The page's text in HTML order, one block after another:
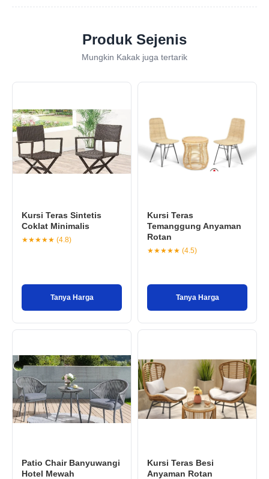
Produk Sejenis
Mungkin Kakak juga tertarik
Kursi Teras Sintetis
Coklat Minimalis
★★★★★ (4.8)
Tanya Harga
Kursi Teras
Temanggung Anyaman
Rotan
★★★★★ (4.5)
Tanya Harga
Patio Chair Banyuwangi
Hotel Mewah
Kursi Teras Besi
Anyaman Rotan